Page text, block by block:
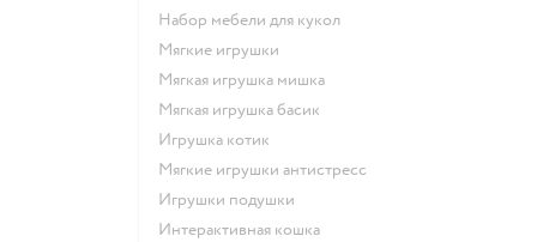
Набор мебели для кукол
Мягкие игрушки
Мягкая игрушка мишка
Мягкая игрушка басик
Игрушка котик
Мягкие игрушки антистресс
Игрушки подушки
Интерактивная кошка